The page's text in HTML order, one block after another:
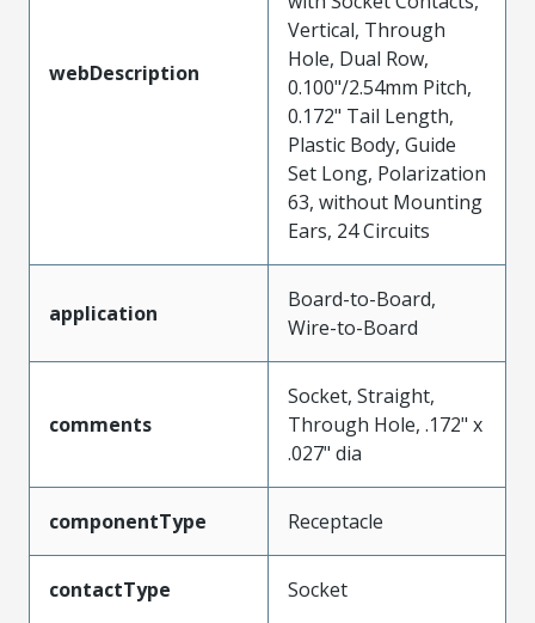
webDescription
Vertical, Through
Hole, Dual Row,
0.100"/2.54mm Pitch,
0.172" Tail Length,
Plastic Body, Guide
Set Long, Polarization
63, without Mounting
Ears, 24 Circuits
application
Board-to-Board,
Wire-to-Board
comments
Socket, Straight,
Through Hole, .172" x
.027" dia
componentType Receptacle
contactType Socket